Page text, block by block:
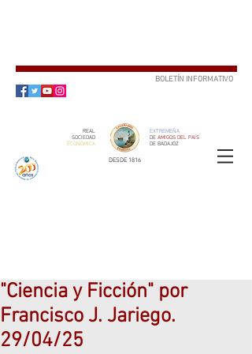
BOLETÍN INFORMATIVO
REAL
SOCIEDAD
ECONÓMICA
EXTREMEÑA
DE AMIGOS DEL PAÍS
DE BADAJOZ
DESDE 1816
"Ciencia y Ficción" por
Francisco J. Jariego.
29/04/25